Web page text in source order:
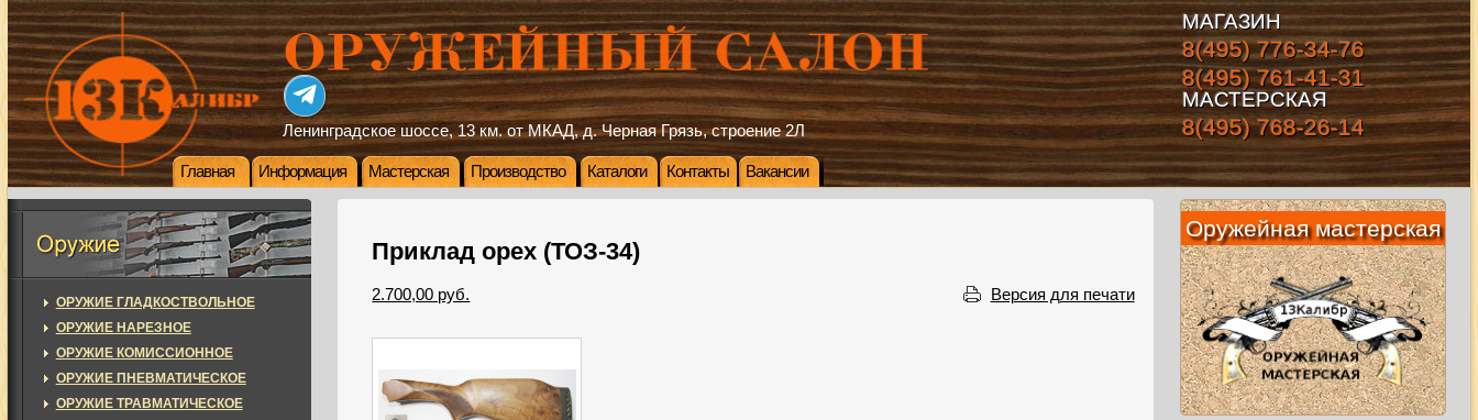
Ленинградское шоссе, 13 км. от МКАД, д. Черная Грязь, строение 2Л
МАГАЗИН
8(495) 776-34-76
8(495) 761-41-31
МАСТЕРСКАЯ
8(495) 768-26-14
Главная Информация Мастерская Производство Каталоги Контакты Вакансии
Приклад орех (ТОЗ-34)
Версия для печати
2.700,00 руб.
ОРУЖИЕ ГЛАДКОСТВОЛЬНОЕ
ОРУЖИЕ НАРЕЗНОЕ
ОРУЖИЕ КОМИССИОННОЕ
ОРУЖИЕ ПНЕВМАТИЧЕСКОЕ
ОРУЖИЕ ТРАВМАТИЧЕСКОЕ
Оружейная мастерская